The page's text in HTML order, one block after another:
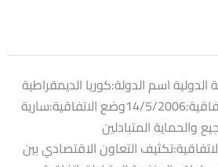
الدولية اسم الدولة:كوريا الديمقراطية
الشعبيةتاريخ توقيع الاتفاقية:14/5/2006وضع الاتفاقية:سارية
والحماية المتبادلين
التعاون الاقتصادي بين